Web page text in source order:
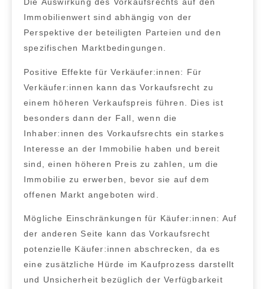
Immobilienwert sind abhängig von der
Perspektive der beteiligten Parteien und den
spezifischen Marktbedingungen.
Positive Effekte für Verkäufer:innen: Für
Verkäufer:innen kann das Vorkaufsrecht zu
einem höheren Verkaufspreis führen. Dies ist
besonders dann der Fall, wenn die
Inhaber:innen des Vorkaufsrechts ein starkes
Interesse an der Immobilie haben und bereit
sind, einen höheren Preis zu zahlen, um die
Immobilie zu erwerben, bevor sie auf dem
offenen Markt angeboten wird.
Mögliche Einschränkungen für Käufer:innen: Auf
der anderen Seite kann das Vorkaufsrecht
potenzielle Käufer:innen abschrecken
, da es
eine zusätzliche Hürde im Kaufprozess darstellt
und Unsicherheit bezüglich der Verfügbarkeit